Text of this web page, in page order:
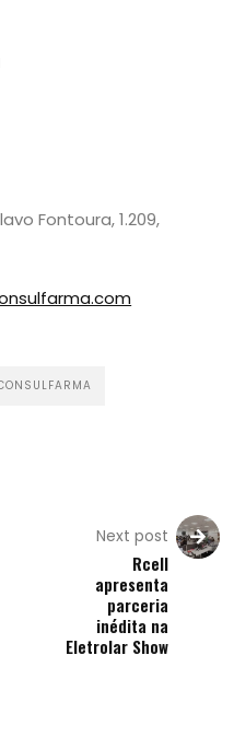
Fontoura, 1.209,
Next post
Rcell
apresenta
parceria
inédita na
Eletrolar Show